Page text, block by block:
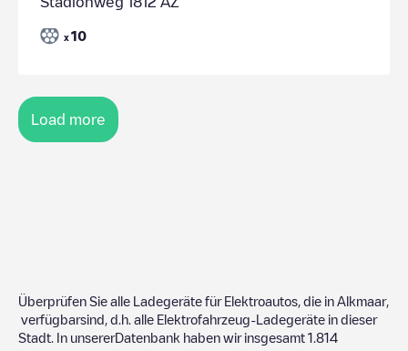
x 10
Load more
Überprüfen Sie alle Ladegeräte für Elektroautos, die in Alkmaar,
verfügbarsind, d.h. alle Elektrofahrzeug-Ladegeräte in dieser
Stadt. In unsererDatenbank haben wir insgesamt 1.814